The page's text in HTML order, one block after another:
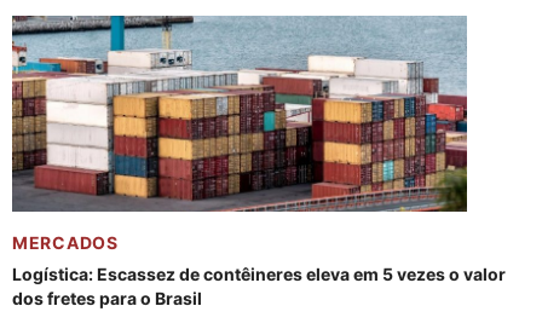
MERCADOS
Logística: Escassez de contêineres eleva em 5 vezes o valor
dos fretes para o Brasil